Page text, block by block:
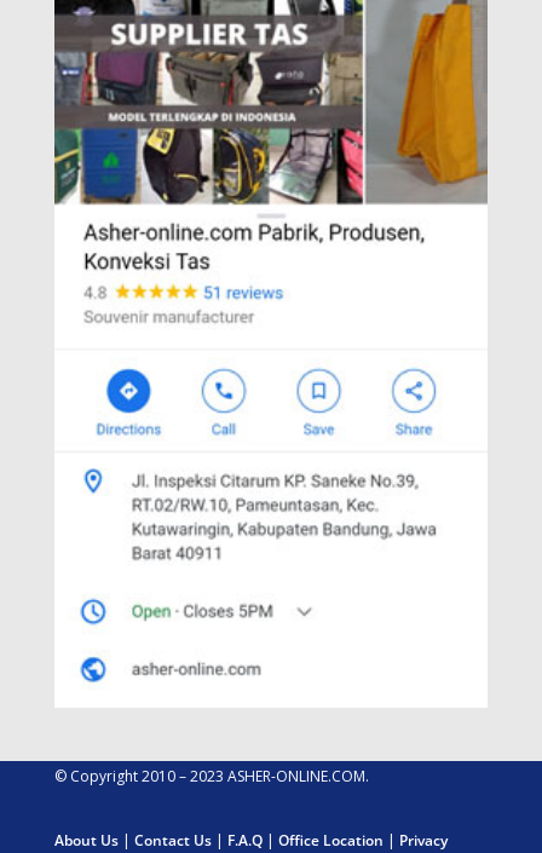
© Copyright 2010 – 2023 ASHER-ONLINE.COM.
About Us| Contact Us| F.A.Q| Office Location | Privacy